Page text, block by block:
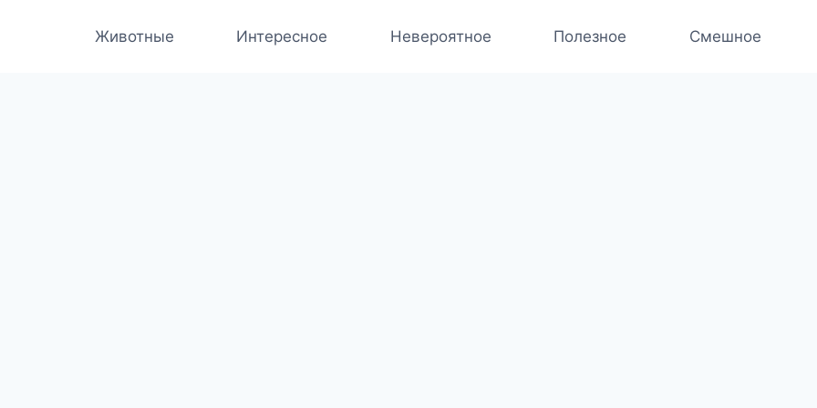
Животные Интересное Невероятное Полезное Смешное